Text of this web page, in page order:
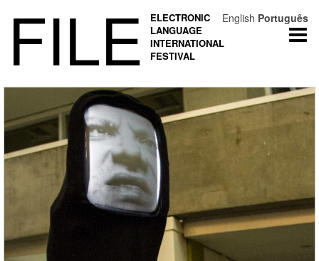
FILE
ELECTRONIC
LANGUAGE
INTERNATIONAL
FESTIVAL
English Português